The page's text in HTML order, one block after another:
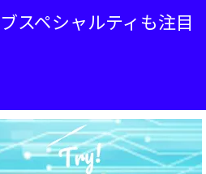
スペシャルティも注目